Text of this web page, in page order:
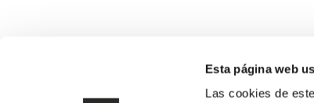
Esta página web
Las cookies de